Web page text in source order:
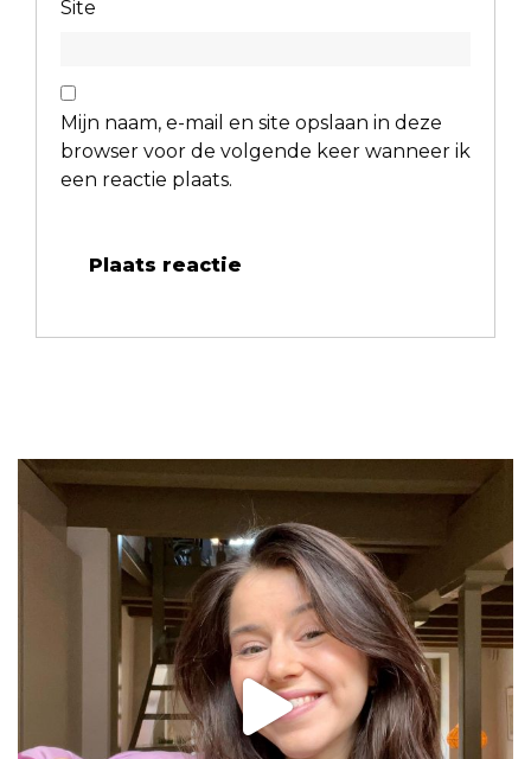
Site
Mijn naam, e-mail en site opslaan in deze
browser voor de volgende keer wanneer ik
een reactie plaats.